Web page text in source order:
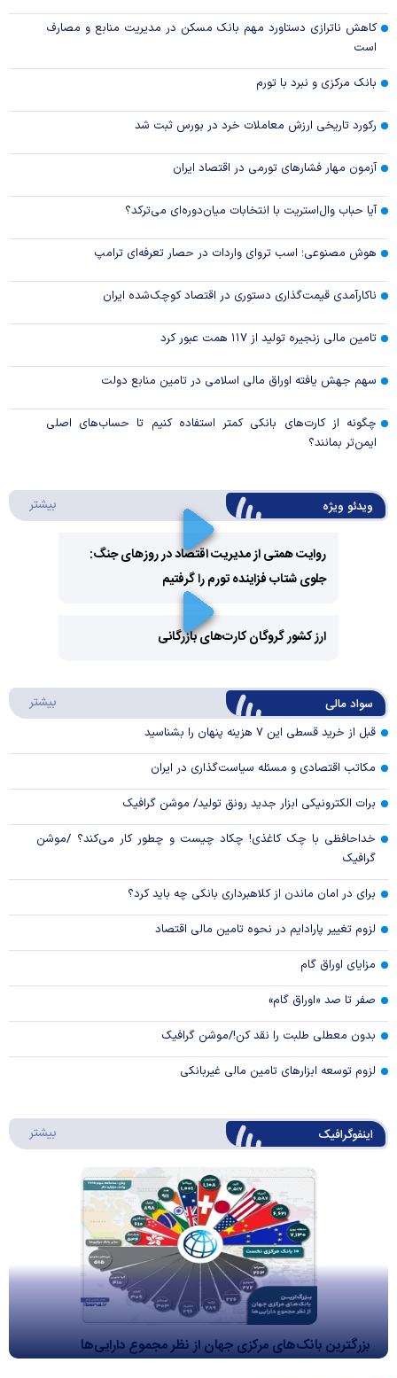
کاهش ناترازی دستاورد مهم بانک مسکن در مدیریت منابع و مصارف
است
بانک مرکزی و نبرد با تورم
رکورد تاریخی ارزش معاملات خرد در بورس ثبت شد
آزمون مهار فشار‌های تورمی در اقتصاد ایران
آیا حباب وال‌استریت با انتخابات میان‌دوره‌ای می‌ترکد؟
هوش مصنوعی؛ اسب تروای واردات در حصار تعرفه‌ای ترامپ
ناکارآمدی قیمت‌گذاری دستوری در اقتصاد کوچک‌شده ایران
تامین مالی زنجیره تولید از ۱۱۷ همت عبور کرد
سهم جهش یافته اوراق مالی اسلامی در تامین منابع دولت
چگونه از کارت‌های بانکی کمتر استفاده کنیم تا حساب‌های اصلی
ایمن‌تر بمانند؟
ویدئو ویژه بیشتر
Play
Video
روایت همتی از مدیریت اقتصاد در روزهای جنگ:
جلوی شتاب فزاینده تورم را گرفتیم
Video
ارز کشور گروگان کارت‌های بازرگانی
سواد مالی بیشتر
قبل از خرید قسطی این ۷ هزینه پنهان را بشناسید
مکاتب اقتصادی و مسئله سیاست‌گذاری در ایران
برات الکترونیکی ابزار جدید رونق تولید/ موشن گرافیک
خداحافظی با چک کاغذی! چکاد چیست و چطور کار می‌کند؟ /موشن
گرافیک
برای در امان ماندن از کلاهبرداری بانکی چه باید کرد؟
لزوم تغییر پارادایم در نحوه تامین مالی اقتصاد
مزایای اوراق گام
صفر تا صد «اوراق گام»
بدون معطلی طلبت را نقد کن!/موشن گرافیک
لزوم توسعه ابزارهای تامین مالی غیربانکی
اینفوگرافیک بیشتر
بزرگترین بانک‌های مرکزی جهان از نظر مجموع دارایی‌ها